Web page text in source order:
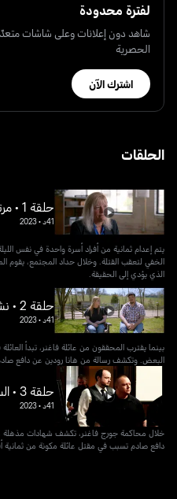
لفترة محدودة
شاهد دون إعلانات وعلى شاشات
الحصرية
اشترك الآن
الحلقات
حلقة 1 • مرتبط بالدم
41د •
2023
يتم إعدام ثمانية من أفراد أسرة واحدة في نفس
الخفي لتعقب القتلة. وخلال حداد المجتمع، يقوم
الذي يؤدي إلى الحقيقة.
حلقة 2 • نشأ على القتل
41د •
2023
بينما يقترب المحققون من عائلة فاغنر، تبدأ
البعض. وتكشف رسالة من هانا رودين عن دافع
حلقة 3 • السلطة والسيطرة
41د •
2023
خلال محاكمة جورج فاغنر، تكشف شهادات مذهلة
دافع صادم تسبب في مقتل عائلة مكونة من ثمانية